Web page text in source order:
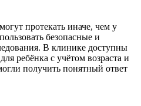
протекать иначе, чем у
безопасные и
В клинике доступны
ребёнка с учётом возраста и
получить понятный ответ